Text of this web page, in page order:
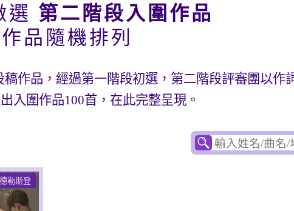
選 第二階段入圍作品
品隨機排列
稿作品，經過第一階段初選，第二階段評審團以作
入圍作品100首，在此完整呈現。
勒斯登